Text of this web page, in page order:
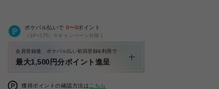
ポケパル払いで 0〜0ポイント
（1P=1円）※キャンペーン分除く
会員登録後、ポケパル払い初回登録&利用で
最大1,500円分ポイント進呈
獲得ポイントの確認方法は こちら